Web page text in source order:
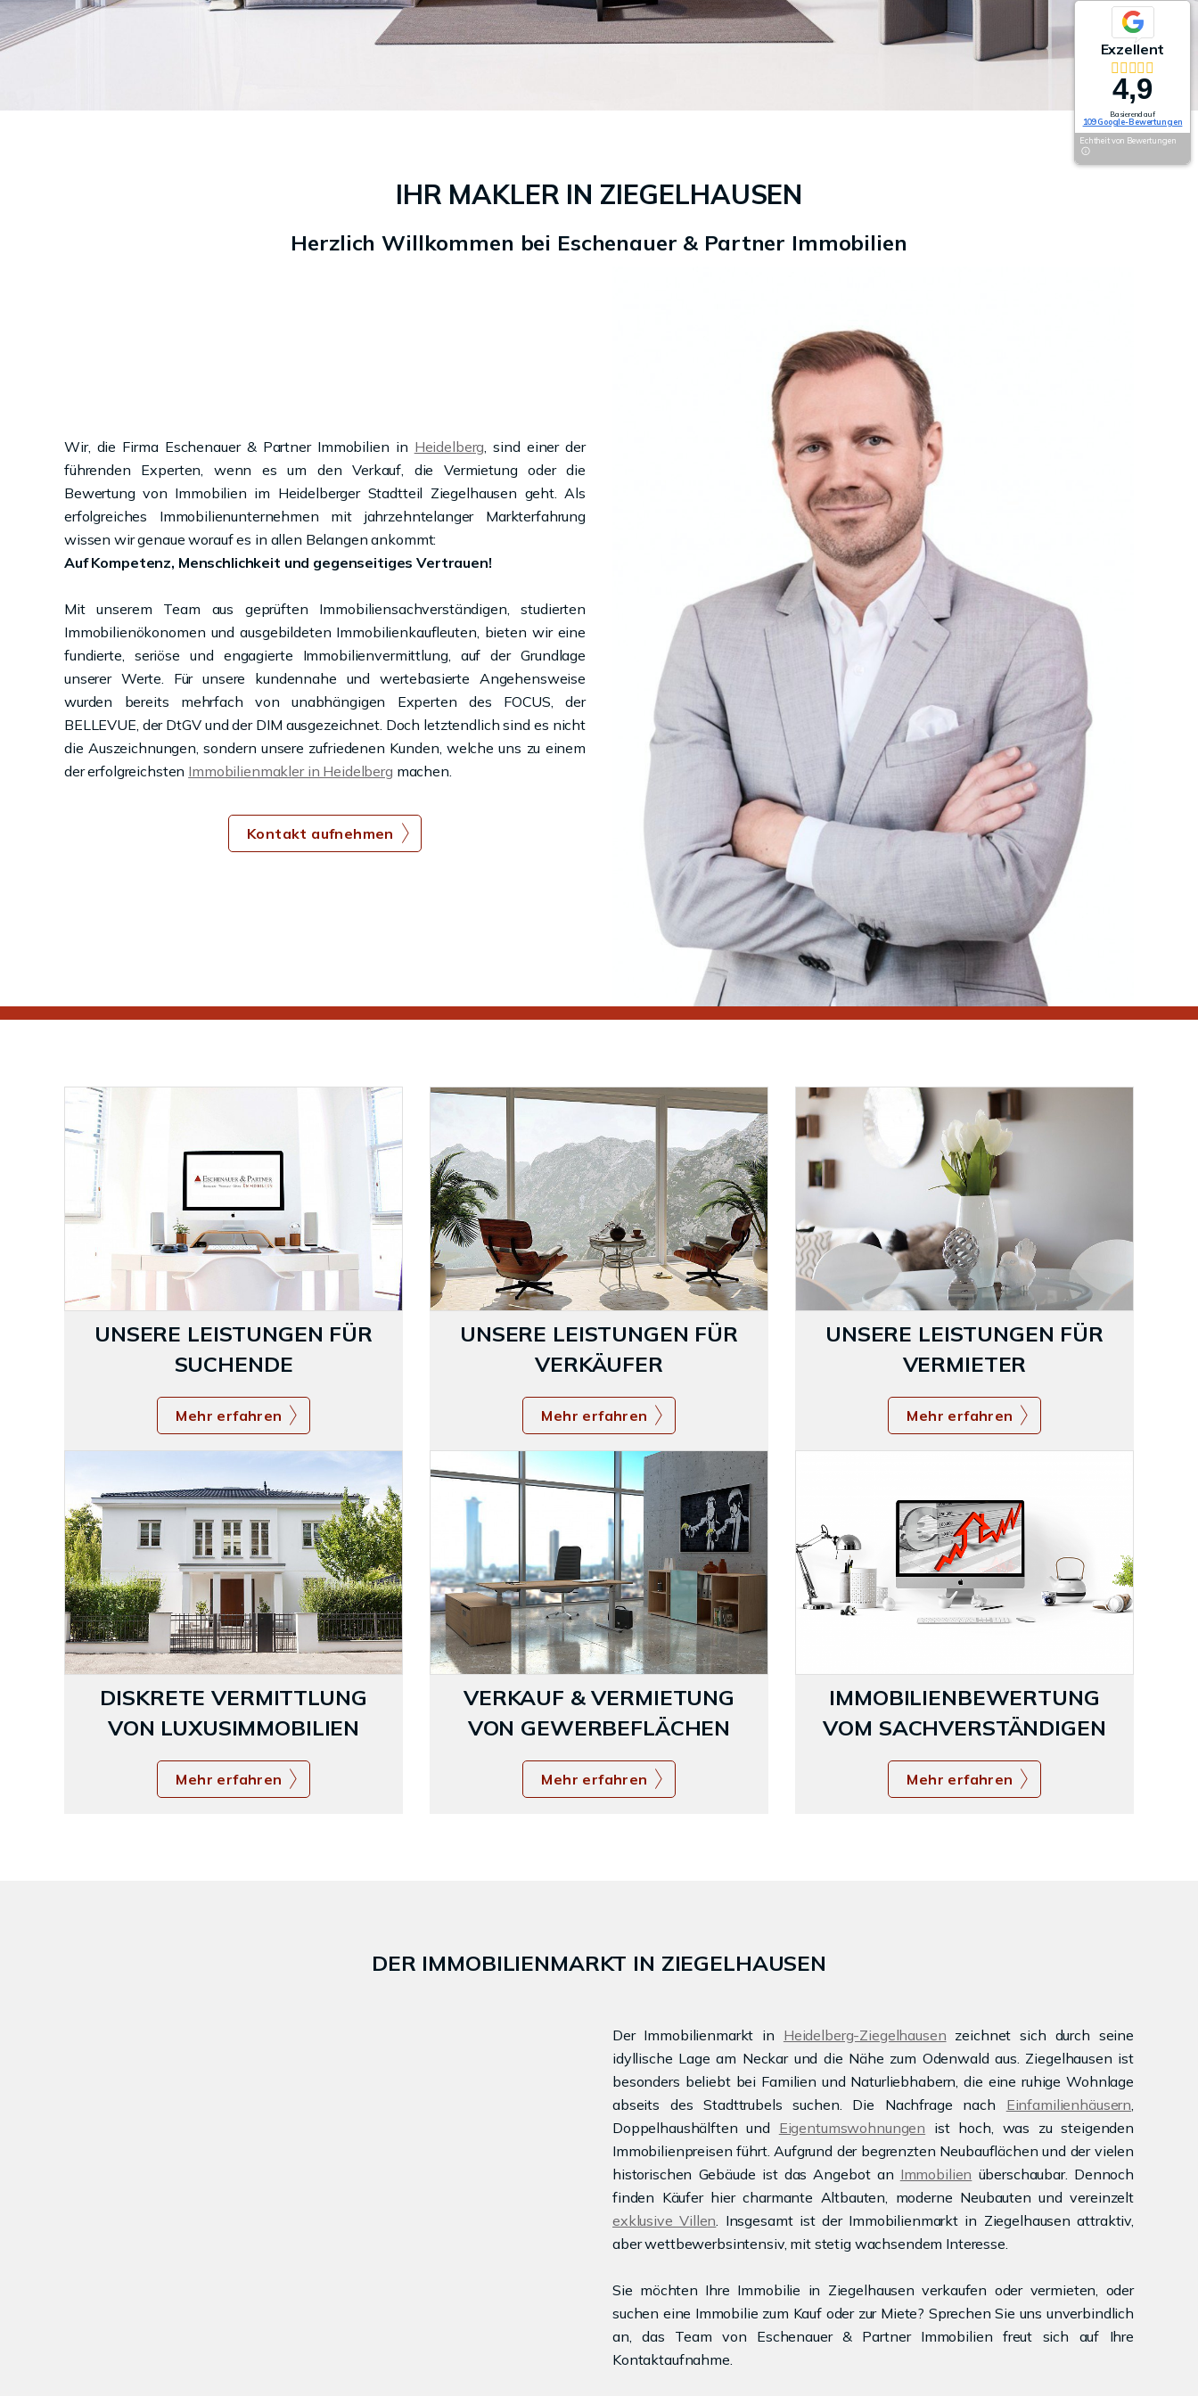
IHR MAKLER IN ZIEGELHAUSEN
Herzlich Willkommen bei Eschenauer & Partner Immobilien
Wir, die Firma Eschenauer & Partner Immobilien in Heidelberg , sind einer der
führenden Experten, wenn es um den Verkauf, die Vermietung oder die
Bewertung von Immobilien im Heidelberger Stadtteil Ziegelhausen geht. Als
erfolgreiches Immobilienunternehmen mit jahrzehntelanger Markterfahrung
wissen wir genaue worauf es in allen Belangen ankommt:
Auf Kompetenz, Menschlichkeit und gegenseitiges Vertrauen!
Mit unserem Team aus geprüften Immobiliensachverständigen, studierten
Immobilienökonomen und ausgebildeten Immobilienkaufleuten, bieten wir eine
fundierte, seriöse und engagierte Immobilienvermittlung, auf der Grundlage
unserer Werte. Für unsere kundennahe und wertebasierte Angehensweise
wurden bereits mehrfach von unabhängigen Experten des FOCUS, der
BELLEVUE, der DtGV und der DIM ausgezeichnet. Doch letztendlich sind es nicht
die Auszeichnungen, sondern unsere zufriedenen Kunden, welche uns zu einem
der erfolgreichsten Immobilienmakler in Heidelberg machen.
Kontakt aufnehmen
UNSERE LEISTUNGEN FÜR
SUCHENDE
Mehr erfahren
UNSERE LEISTUNGEN FÜR
VERKÄUFER
Mehr erfahren
UNSERE LEISTUNGEN FÜR
VERMIETER
Mehr erfahren
DISKRETE VERMITTLUNG
VON LUXUSIMMOBILIEN
Mehr erfahren
VERKAUF & VERMIETUNG
VON GEWERBEFLÄCHEN
Mehr erfahren
IMMOBILIENBEWERTUNG
VOM SACHVERSTÄNDIGEN
Mehr erfahren
DER IMMOBILIENMARKT IN ZIEGELHAUSEN
Der Immobilienmarkt in Heidelberg-Ziegelhausen zeichnet sich durch seine
idyllische Lage am Neckar und die Nähe zum Odenwald aus. Ziegelhausen ist
besonders beliebt bei Familien und Naturliebhabern, die eine ruhige Wohnlage
abseits des Stadttrubels suchen. Die Nachfrage nach Einfamilienhäusern
Doppelhaushälften und Eigentumswohnungen ist hoch, was zu steigenden
Immobilienpreisen führt. Aufgrund der begrenzten Neubauflächen und der vielen
historischen Gebäude ist das Angebot an Immobilien überschaubar. Dennoch
finden Käufer hier charmante Altbauten, moderne Neubauten und vereinzelt
exklusive Villen . Insgesamt ist der Immobilienmarkt in Ziegelhausen attraktiv,
aber wettbewerbsintensiv, mit stetig wachsendem Interesse.
Sie möchten Ihre Immobilie in Ziegelhausen verkaufen oder vermieten, oder
suchen eine Immobilie zum Kauf oder zur Miete? Sprechen Sie uns unverbindlich
an, das Team von Eschenauer & Partner Immobilien freut sich auf Ihre
Kontaktaufnahme.
Exzellent
4,9
Basierend auf
109 Google-Bewertungen
Echtheit von Bewertungen